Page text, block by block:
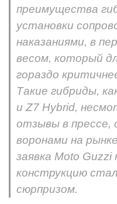
преимущества
установки
наказаниями, в
весом, который
гораздо
Такие гибриды,
и Z7 Hybrid,
отзывы в
воронами на
заявка Moto Guzzi
конструкцию
сюрпризом.